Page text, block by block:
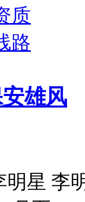
质
路
雄风
明星 李